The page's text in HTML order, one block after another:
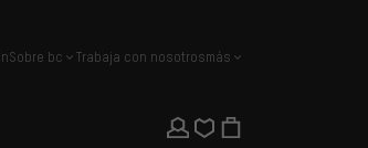
Sobre bc Trabaja con nosotrosmás